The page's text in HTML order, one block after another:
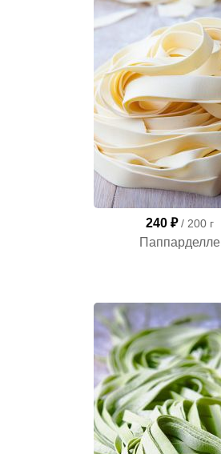
240 ₽ / 200 г
Паппарделле